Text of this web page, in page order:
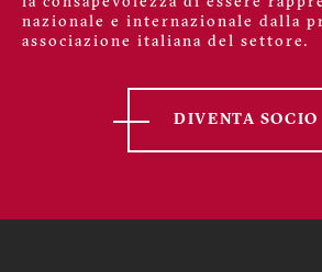
nazionale e internazionale dalla
associazione italiana del settore.
DIVENTA SOCIO